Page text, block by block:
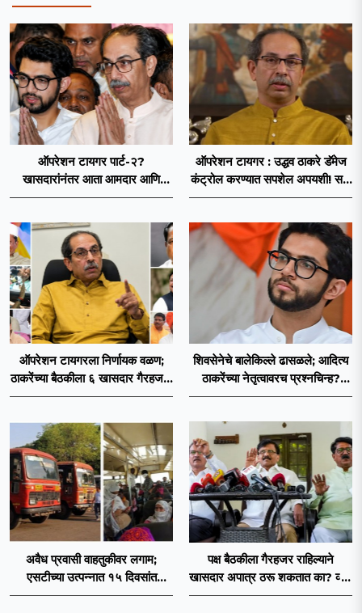
ऑपरेशन टायगर पार्ट-२?
खासदारांनंतर आता आमदार आणि
नगरसेवकही शिंदेंच्या वाटेवर?
ऑपरेशन टायगर : उद्धव ठाकरे डॅमेज
कंट्रोल करण्यात सपशेल अपयशी! सहा
खासदारांनंतर आमदारांसह नगरसेवकही
ऑपरेशन टायगरला निर्णायक वळण;
ठाकरेंच्या बैठकीला ६ खासदार गैरहजर,
थेट शिंदे सेनेत विलीन होण्याचा
शिवसेनेचे बालेकिल्ले ढासळले; आदित्य
ठाकरेंच्या नेतृत्वावरच प्रश्नचिन्ह?
ठाकरे ब्रँड नेमका कुठे चुकला?
अवैध प्रवासी वाहतुकीवर लगाम;
एसटीच्या उत्पन्नात १५ दिवसांत
४३.८३ कोटींची वाढ!
पक्ष बैठकीला गैरहजर राहिल्याने
खासदार अपात्र ठरू शकतात का? व्हीप
आणि कायदा नेमकं काय सांगतो?